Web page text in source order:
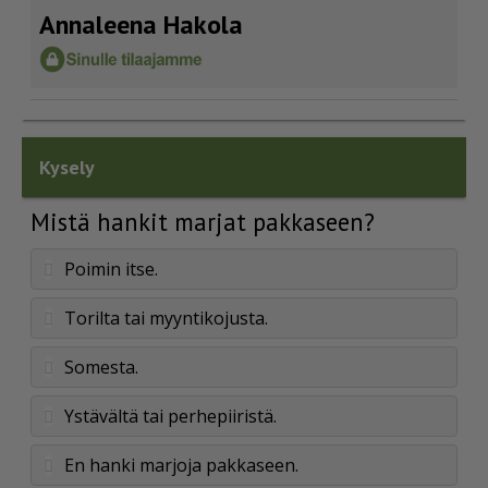
Annaleena Hakola
Kysely
Mistä hankit marjat pakkaseen?
Poimin itse.
Torilta tai myyntikojusta.
Somesta.
Ystävältä tai perhepiiristä.
En hanki marjoja pakkaseen.